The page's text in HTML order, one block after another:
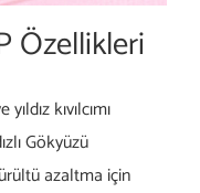
Özellikleri
kıvılcımı
Gökyüzü
azaltma için